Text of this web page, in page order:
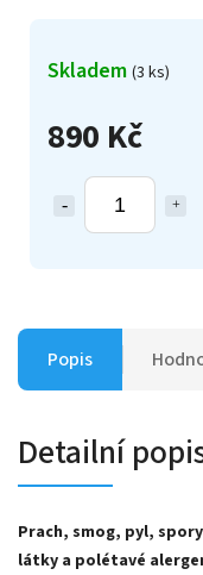
890 Kč
Skladem (3 ks)
Popis
Detailní
Prach, smog, pyl,
látky a polétavé